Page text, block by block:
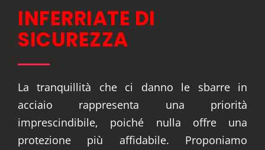
INFERRIATE DI
SICUREZZA
La tranquillità che ci danno le sbarre in
acciaio rappresenta una priorità
imprescindibile, poiché nulla offre una
protezione più affidabile. Proponiamo